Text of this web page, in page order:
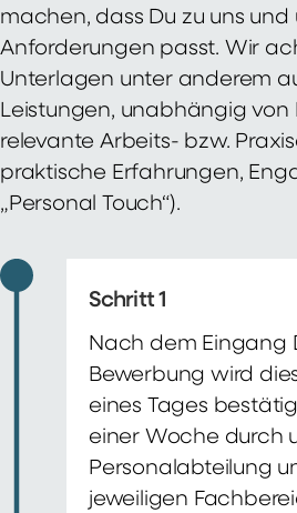
machen, dass Du zu uns und
Anforderungen passt. Wir
Unterlagen unter anderem
Leistungen, unabhängig von
relevante Arbeits- bzw.
praktische Erfahrungen,
„Personal Touch“).
Schritt 1
Nach dem Eingang
Bewerbung wird
eines Tages
einer Woche durch
Personalabteilung
jeweiligen